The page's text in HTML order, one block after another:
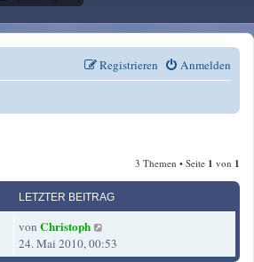
Anmelden
Registrieren
3 Themen • Seite 1 von 1
LETZTER BEITRAG
L
e
t
von Christoph
24. Mai 2010, 00:53